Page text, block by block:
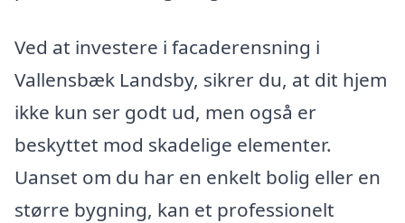
Ved at investere i facaderensning i
Vallensbæk Landsby, sikrer du, at dit hjem
ikke kun ser godt ud, men også er
beskyttet mod skadelige elementer.
Uanset om du har en enkelt bolig eller en
større bygning, kan et professionelt